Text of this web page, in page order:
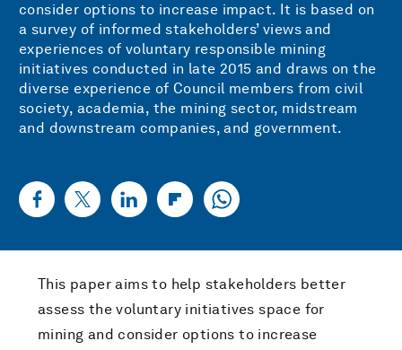
consider options to increase impact. It is based on
a survey of informed stakeholders’ views and
experiences of voluntary responsible mining
initiatives conducted in late 2015 and draws on the
diverse experience of Council members from civil
society, academia, the mining sector, midstream
and downstream companies, and government.
This paper aims to help stakeholders better
assess the voluntary initiatives space for
mining and consider options to increase